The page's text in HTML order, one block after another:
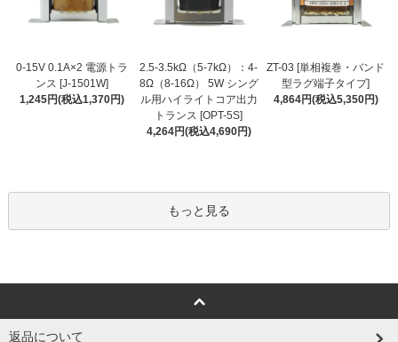
0-15V 0.1A×2 電源トラ
ンス [J-1501W]
1,245円(税込1,370円)
2.5-3.5kΩ（5-7kΩ）：4-
8Ω（8-16Ω） 5W シング
ル用ハイライトコア出力
トランス [OPT-5S]
4,264円(税込4,690円)
ZT-03 [単相複巻・バンド
型ラグ端子タイプ]
4,864円(税込5,350円)
もっと見る
返品について